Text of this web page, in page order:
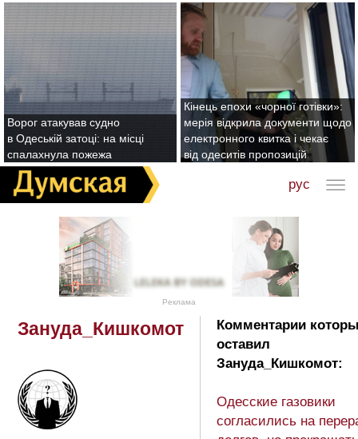
Ворог атакував судно
в Одеській затоці: на місці
спалахнула пожежа
Кінець епохи «чорної готівки»:
мерія відкрила документи щодо
електронного квитка і чекає
від одеситів пропозицій
рус
Реклама
Зануда_Кишкомот
Комментарии
оставил
Зануда_Кишкомот:
Одесские газовики
согласились на